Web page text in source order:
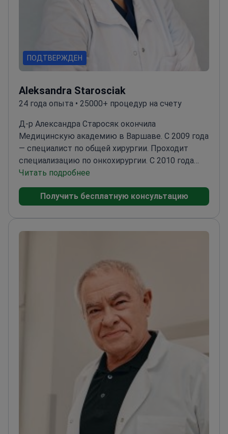
ПОДТВЕРЖДЕН
Aleksandra Starosciak
24 года опыта • 25000+ процедур на счету
Д-р Александра Старосяк окончила
Медицинскую академию в Варшаве. С 2009 года
— специалист по общей хирургии. Проходит
специализацию по онкохирургии. С 2010 года
работает в отделении онкологической хирургии
Больницы Святого Семейства в Варшаве. Член
Польского общества онкологической хирургии.
по общей хирургии, онкологии, пластической
хирургии и ультразвуковой диагностике
реконструкцию и мастэктомию. Проводит
вмешательства на мягких тканях и малые
операции, например удаление кожных
образований и узлов. Выполняет эндокринные
операции при доброкачественных и
злокачественных заболеваниях щитовидной
Диагностирует заболевания молочной
железы. Проводит вакуум‑ассоциированные
(маммотомные) биопсии молочной железы под
контролем УЗИ. Выполняет трепан‑биопсии и
тонкоигольные аспирационные биопсии.
Проводит биопсии щитовидной железы и
видеодерматоскопию кожных образований.
Читать подробнее
Получить бесплатную консультацию